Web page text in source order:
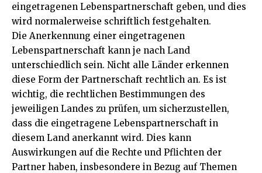
eingetragenen Lebenspartnerschaft geben, und dies
wird normalerweise schriftlich festgehalten.
Die Anerkennung einer eingetragenen
Lebenspartnerschaft kann je nach Land
unterschiedlich sein. Nicht alle Länder erkennen
diese Form der Partnerschaft rechtlich an. Es ist
wichtig, die rechtlichen Bestimmungen des
jeweiligen Landes zu prüfen, um sicherzustellen,
dass die eingetragene Lebenspartnerschaft in
diesem Land anerkannt wird. Dies kann
Auswirkungen auf die Rechte und Pflichten der
Partner haben, insbesondere in Bezug auf Themen